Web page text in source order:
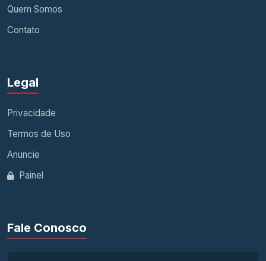
Quem Somos
Contato
Legal
Privacidade
Termos de Uso
Anuncie
Painel
Fale Conosco